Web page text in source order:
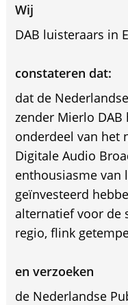
Wij
DAB luisteraars in
constateren dat:
dat de
zender Mierlo
onderdeel van het
Digitale Audio
enthousiasme van
geïnvesteerd
alternatief voor de
regio, flink
en verzoeken
de Nederlandse